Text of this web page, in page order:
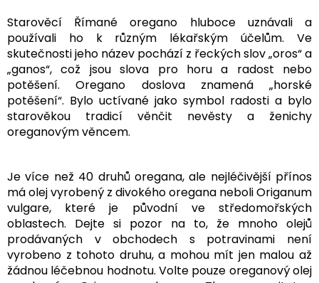
Starověcí Římané oregano hluboce uznávali a
používali ho k různým lékařským účelům. Ve
skutečnosti jeho název pochází z řeckých slov „oros“ a
„ganos“, což jsou slova pro horu a radost nebo
potěšení. Oregano doslova znamená „horské
potěšení“. Bylo uctívané jako symbol radosti a bylo
starověkou tradicí věnčit nevěsty a ženichy
oreganovým věncem.
Je více než 40 druhů oregana, ale nejléčivější přínos
má olej vyrobený z divokého oregana neboli Origanum
vulgare, které je původní ve středomořských
oblastech. Dejte si pozor na to, že mnoho olejů
prodávaných v obchodech s potravinami není
vyrobeno z tohoto druhu, a mohou mít jen malou až
žádnou léčebnou hodnotu. Volte pouze oreganový olej